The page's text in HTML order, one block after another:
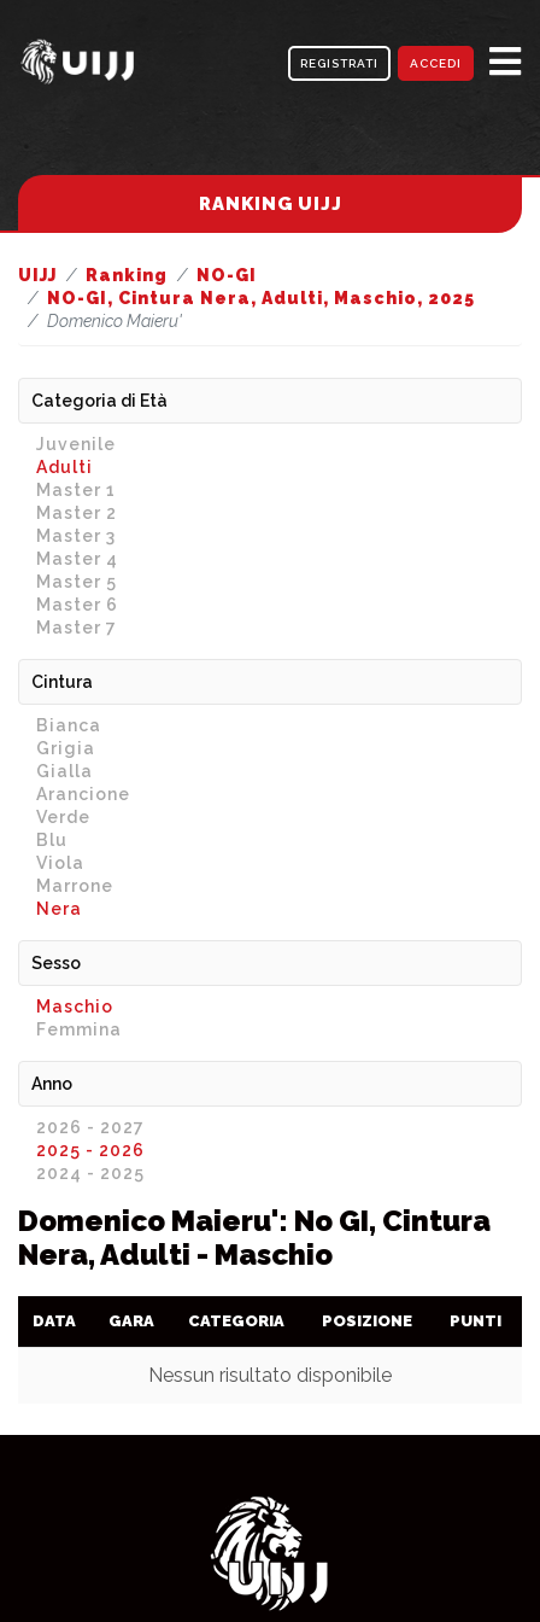
REGISTRATI ACCEDI
RANKING UIJJ
UIJJ Ranking
NO-GI
NO-GI, Cintura Nera, Adulti, Maschio, 2025
Domenico Maieru'
Categoria di Età
Juvenile
Adulti
Master 1
Master 2
Master 3
Master 4
Master 5
Master 6
Master 7
Cintura
Bianca
Grigia
Gialla
Arancione
Verde
Blu
Viola
Marrone
Nera
Sesso
Maschio
Femmina
Anno
2026 - 2027
2025 - 2026
2024 - 2025
Domenico Maieru': No GI, Cintura
Nera, Adulti - Maschio
DATA GARA CATEGORIA POSIZIONE PUNTI
Nessun risultato disponibile